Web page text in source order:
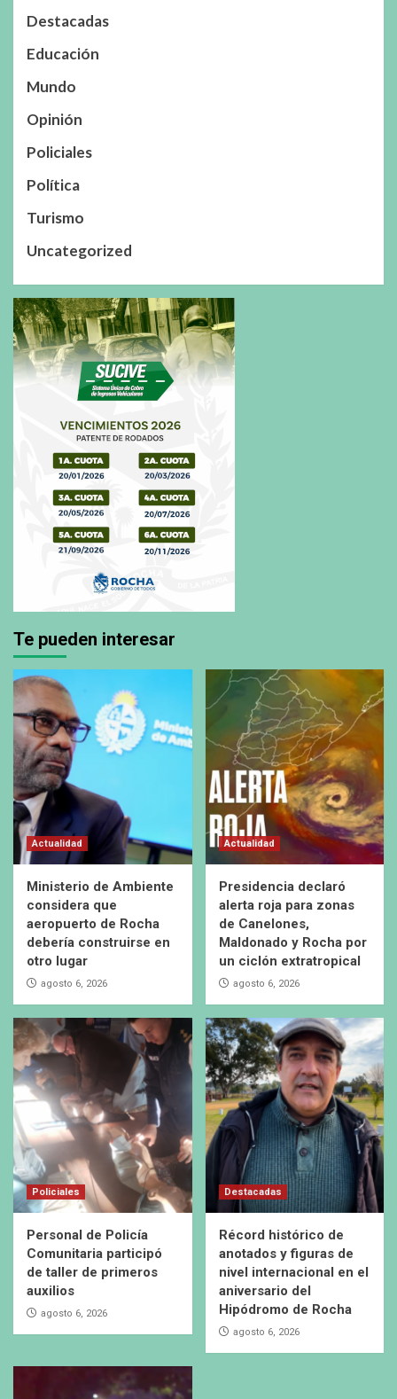
Destacadas
Educación
Mundo
Opinión
Policiales
Política
Turismo
Uncategorized
Te pueden interesar
Actualidad
Ministerio de Ambiente
considera que
aeropuerto de Rocha
debería construirse en
otro lugar
agosto 6, 2026
Actualidad
Presidencia declaró
alerta roja para zonas
de Canelones,
Maldonado y Rocha por
un ciclón extratropical
agosto 6, 2026
Policiales
Personal de Policía
Comunitaria participó
de taller de primeros
auxilios
agosto 6, 2026
Destacadas
Récord histórico de
anotados y figuras de
nivel internacional en el
aniversario del
Hipódromo de Rocha
agosto 6, 2026